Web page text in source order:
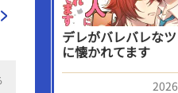
デレがバレバレな
に懐かれてます